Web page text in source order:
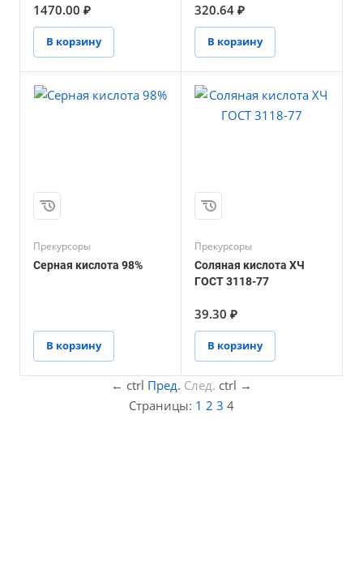
1470.00 ₽
В корзину
320.64 ₽
В корзину
Прекурсоры
Серная кислота 98%
В корзину
Прекурсоры
Соляная кислота ХЧ
ГОСТ 3118-77
39.30 ₽
В корзину
← ctrl Пред. След. ctrl →
Страницы: 1 2 3 4